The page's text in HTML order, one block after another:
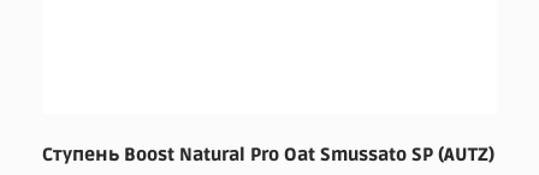
Ступень Boost Natural Pro Oat Smussato SP (AUTZ)